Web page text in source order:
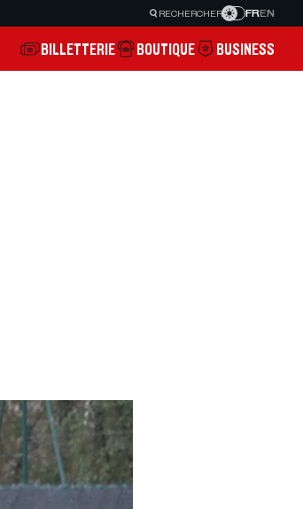
RECHERCHER FREN
BILLETTERIE BOUTIQUE BUSINESS